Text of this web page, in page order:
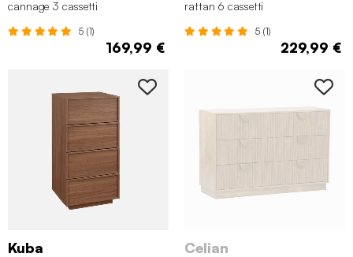
cannage 3 cassetti
5 (1)
169,99 €
rattan 6 cassetti
5 (1)
229,99 €
Kuba Celian